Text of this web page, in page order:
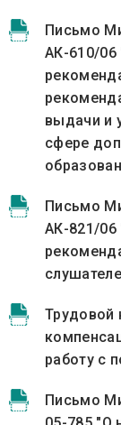
Письмо
АК-610/06
выдачи и
сфере
Письмо
АК-821/06
Трудовой
работу с
Письмо